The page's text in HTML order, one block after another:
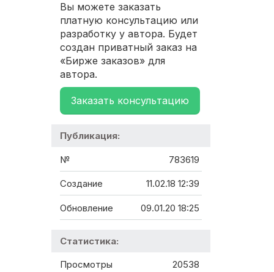
Вы можете заказать
платную консультацию или
разработку у автора. Будет
создан приватный заказ на
«Бирже заказов» для
автора.
Заказать консультацию
Публикация:
№ 783619
Создание 11.02.18 12:39
Обновление 09.01.20 18:25
Статистика:
Просмотры 20538